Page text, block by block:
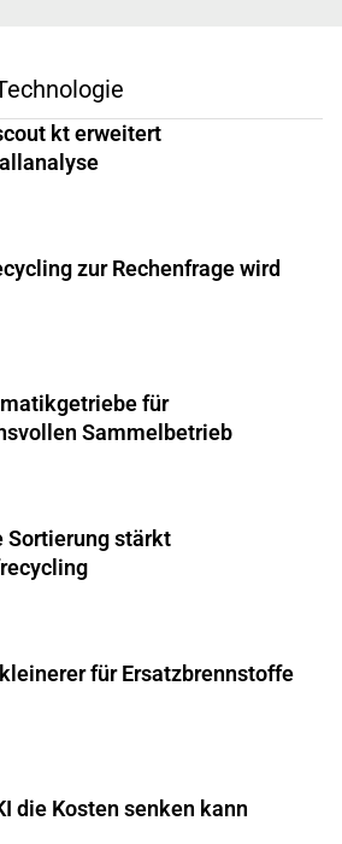
kt erweitert
zur Rechenfrage wird
für
Sammelbetrieb
Sortierung stärkt
für Ersatzbrennstoffe
die Kosten senken kann